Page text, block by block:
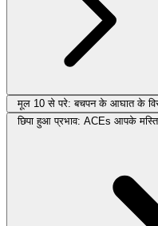
मूल 10 से परे: बचपन के आघात के
छिपा हुआ प्रभाव: ACEs आपके